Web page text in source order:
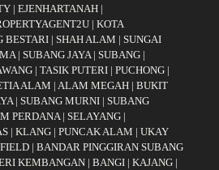
| EJENHARTANAH |
| KOTA
BESTARI | SHAH ALAM | SUNGAI
| SUBANG JAYA | SUBANG |
| TASIK PUTERI | PUCHONG |
ALAM | ALAM MEGAH | BUKIT
| SUBANG MURNI | SUBANG
PERDANA| SELAYANG |
| KLANG | PUNCAK ALAM | UKAY
| BANDAR PINGGIRAN SUBANG
KEMBANGAN | BANGI | KAJANG |